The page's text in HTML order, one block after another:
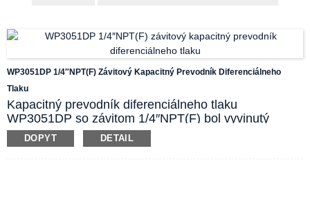
WP3051DP 1/4″NPT(F) Závitový Kapacitný Prevodník Diferenciálneho
Tlaku
Kapacitný prevodník diferenciálneho tlaku
WP3051DP so závitom 1/4″NPT(F) bol vyvinutý
spoločnosťou WangYuan zavedením pokročilých
zahraničných výrobných technológií a zariadení. Jeho
DOPYT DETAIL